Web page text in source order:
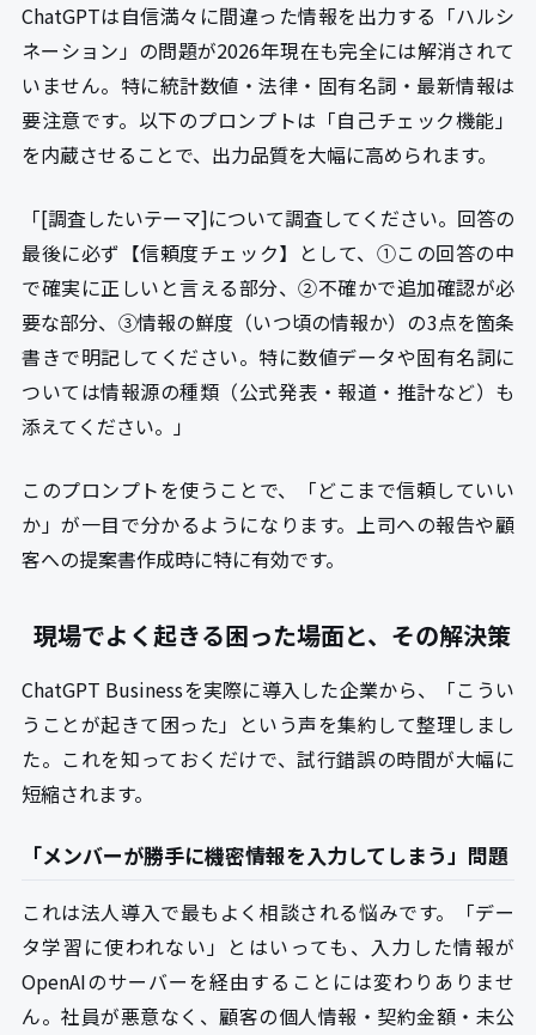
ChatGPTは自信満々に間違った情報を出力する「ハルシ
ネーション」の問題が2026年現在も完全には解消されて
いません。特に統計数値・法律・固有名詞・最新情報は
要注意です。以下のプロンプトは「自己チェック機能」
を内蔵させることで、出力品質を大幅に高められます。
「[調査したいテーマ]について調査してください。回答の
最後に必ず【信頼度チェック】として、①この回答の中
で確実に正しいと言える部分、②不確かで追加確認が必
要な部分、③情報の鮮度（いつ頃の情報か）の3点を箇条
書きで明記してください。特に数値データや固有名詞に
ついては情報源の種類（公式発表・報道・推計など）も
添えてください。」
このプロンプトを使うことで、「どこまで信頼していい
か」が一目で分かるようになります。上司への報告や顧
客への提案書作成時に特に有効です。
現場でよく起きる困った場面と、その解決策
ChatGPT Businessを実際に導入した企業から、「こうい
うことが起きて困った」という声を集約して整理しまし
た。これを知っておくだけで、試行錯誤の時間が大幅に
短縮されます。
「メンバーが勝手に機密情報を入力してしまう」問題
これは法人導入で最もよく相談される悩みです。「デー
タ学習に使われない」とはいっても、入力した情報が
OpenAIのサーバーを経由することには変わりありませ
ん。社員が悪意なく、顧客の個人情報・契約金額・未公